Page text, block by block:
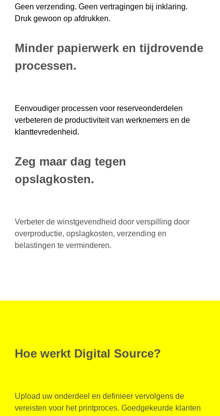
Geen verzending. Geen vertragingen bij inklaring.
Druk gewoon op afdrukken.
Minder papierwerk en tijdrovende
processen.
Eenvoudiger processen voor reserveonderdelen
verbeteren de productiviteit van werknemers en de
klanttevredenheid.
Zeg maar dag tegen
opslagkosten.
Verbeter de winstgevendheid door verspilling door
overproductie, opslagkosten, verzending en
belastingen te verminderen.
Hoe werkt Digital Source?
Upload uw onderdeel en definieer vervolgens de
vereisten voor het printproces. Goedgekeurde klanten